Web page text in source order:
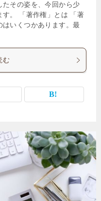
その姿を、今回から少
す。 「著作権」とは 「著
いくつかあります。最
む